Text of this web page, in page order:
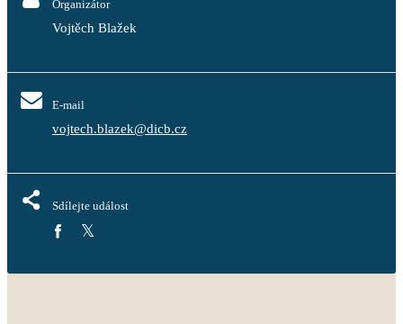
Organizátor
Vojtěch Blažek
E-mail
vojtech.blazek@dicb.cz
Sdílejte událost